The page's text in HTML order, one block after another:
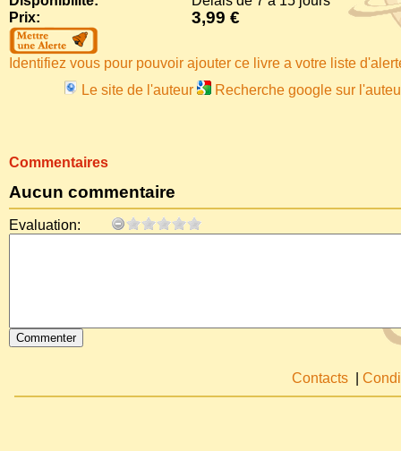
Prix:
3,99 €
Identifiez vous pour pouvoir ajouter ce livre a votre liste
Le site de l'auteur
Recherche google sur
Commentaires
Aucun commentaire
Evaluation:
Contacts |